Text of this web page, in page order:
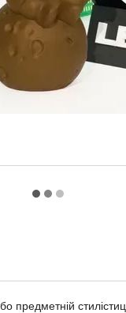
предметній